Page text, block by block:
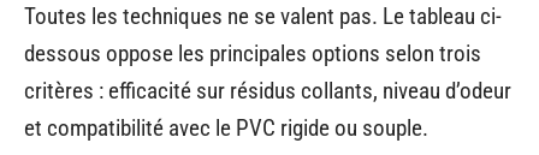
Toutes les techniques ne se valent pas. Le tableau ci-
dessous oppose les principales options selon trois
critères : efficacité sur résidus collants, niveau d’odeur
et compatibilité avec le PVC rigide ou souple.